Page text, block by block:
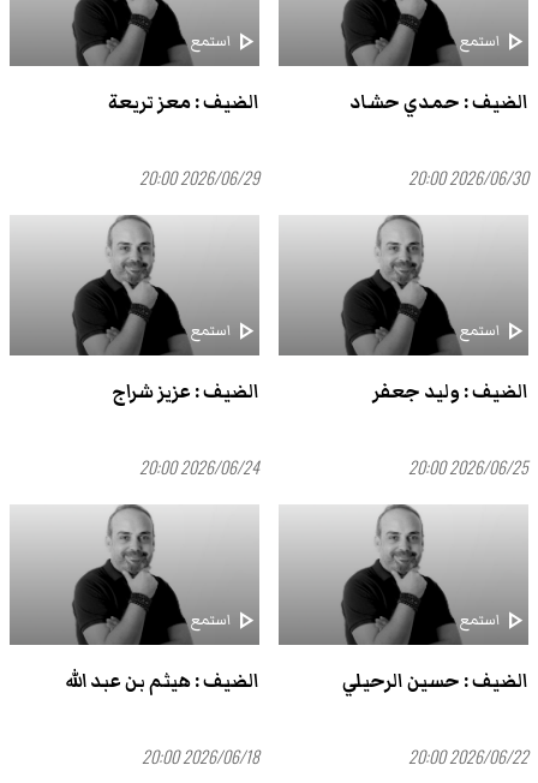
play_arrow استمع
الضيف : حمدي حشاد
2026/06/30 20:00
play_arrow استمع
الضيف : معز تريعة
2026/06/29 20:00
play_arrow استمع
الضيف : وليد جعفر
2026/06/25 20:00
play_arrow استمع
الضيف : عزيز شراج
2026/06/24 20:00
play_arrow استمع
الضيف : حسين الرحيلي
2026/06/22 20:00
play_arrow استمع
الضيف : هيثم بن عبد الله
2026/06/18 20:00